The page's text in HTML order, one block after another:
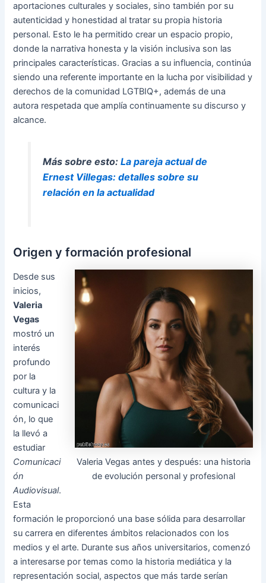
aportaciones culturales y sociales, sino también por su
autenticidad y honestidad al tratar su propia historia
personal. Esto le ha permitido crear un espacio propio,
donde la narrativa honesta y la visión inclusiva son las
principales características. Gracias a su influencia, continúa
siendo una referente importante en la lucha por visibilidad y
derechos de la comunidad LGTBIQ+, además de una
autora respetada que amplía continuamente su discurso y
alcance.
Más sobre esto: La pareja actual de
Ernest Villegas: detalles sobre su
relación en la actualidad
Origen y formación profesional
Valeria Vegas antes y después: una historia
de evolución personal y profesional
Desde sus
inicios,
Valeria
Vegas
mostró un
interés
profundo
por la
cultura y la
comunicaci
ón, lo que
la llevó a
estudiar
Comunicaci
ón
Audiovisual.
Esta
formación le proporcionó una base sólida para desarrollar
su carrera en diferentes ámbitos relacionados con los
medios y el arte. Durante sus años universitarios, comenzó
a interesarse por temas como la historia mediática y la
representación social, aspectos que más tarde serían